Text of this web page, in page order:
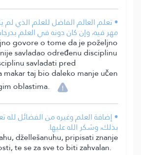
• تعلم العالم الفاضل للعلم الذي
مهر فيه، وإن كان دونه في العلم
govore o tome da je poželjno
savladao određenu disciplinu
savladati pred
makar taj bio daleko manje učen
oblastima.
• إضافة العلم وغيره من الفضائل لله
بذلك، وشكر الله عليها.
džellešanuhu, pripisati znanje
te se za sve to biti zahvalan.